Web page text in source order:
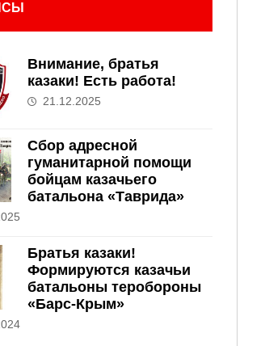
Внимание, братья
казаки! Есть работа!
21.12.2025
Сбор адресной
гуманитарной помощи
бойцам казачьего
батальона «Таврида»
Братья казаки!
Формируются казачьи
батальоны теробороны
«Барс-Крым»